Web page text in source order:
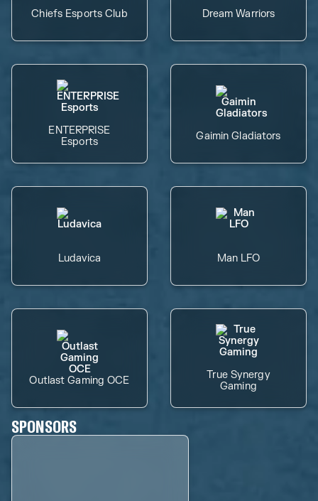
Chiefs Esports Club Dream Warriors
ENTERPRISE
Esports
Gaimin Gladiators
Ludavica Man LFO
Outlast Gaming OCE
True Synergy
Gaming
SPONSORS